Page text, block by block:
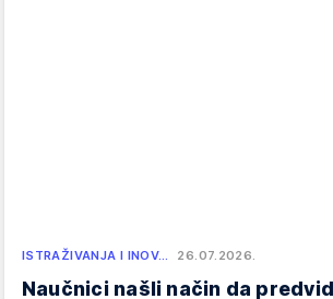
ISTRAŽIVANJA I INOV… 26.07.2026.
Naučnici našli način da